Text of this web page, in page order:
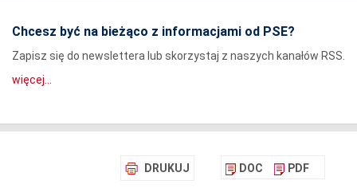
Chcesz być na bieżąco z informacjami od PSE?
Zapisz się do newslettera lub skorzystaj z naszych kanałów RSS.
więcej...
DRUKUJ DOC PDF